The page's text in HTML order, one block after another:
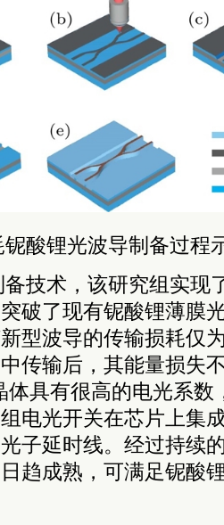
铌酸锂光波导制备过程
技术，该研究组实现
破了现有铌酸锂薄膜
型波导的传输损耗仅
传输后，其能量损失
体具有很高的电光系数
电光开关在芯片上集
子延时线。经过持续
趋成熟，可满足铌酸